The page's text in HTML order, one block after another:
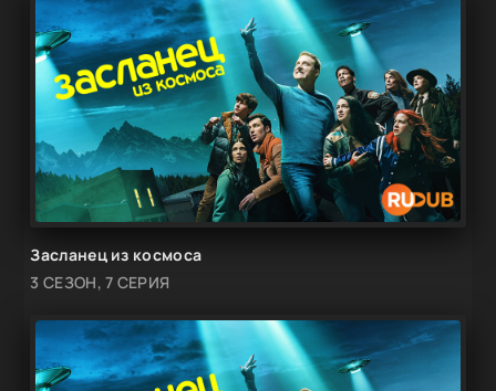
Засланец из космоса
3 СЕЗОН, 7 СЕРИЯ